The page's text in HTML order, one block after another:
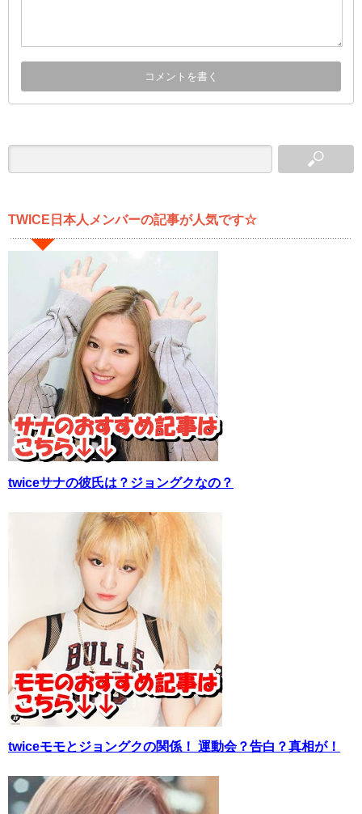
TWICE日本人メンバーの記事が人気です☆
twiceサナの彼氏は？ジョングクなの？
twiceモモとジョングクの関係！ 運動会？告白？真相が！